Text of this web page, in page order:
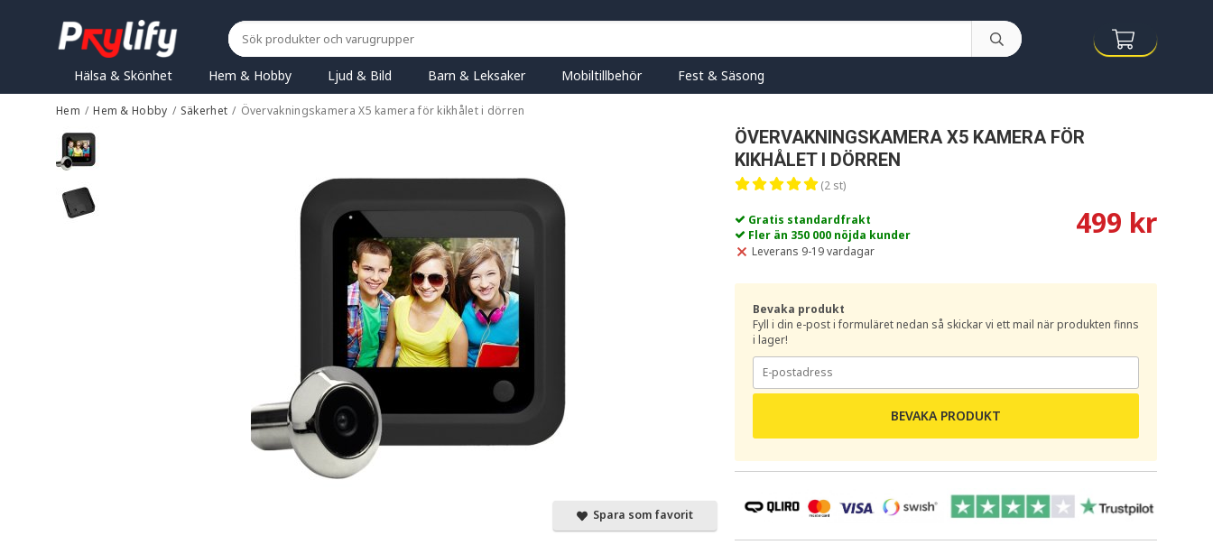
Hälsa & Skönhet Hem & Hobby Ljud & Bild Barn & Leksaker Mobiltillbehör Fest & Säsong
Hem / Hem & Hobby / Säkerhet / Övervakningskamera X5 kamera för kikhålet i dörren
ÖVERVAKNINGSKAMERA X5 KAMERA FÖR
KIKHÅLET I DÖRREN
(2 st)
Gratis standardfrakt
Fler än 350 000 nöjda kunder
Leverans 9-19 vardagar
499 kr
Bevaka produkt
Fyll i din e-post i formuläret nedan så skickar vi ett mail när produkten finns
i lager!
BEVAKA PRODUKT
Spara som favorit